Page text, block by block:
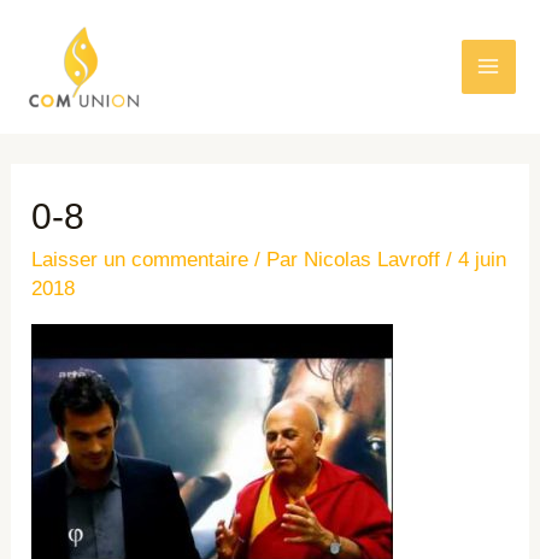
0-8
Laisser un commentaire / Par Nicolas Lavroff/4 juin
2018